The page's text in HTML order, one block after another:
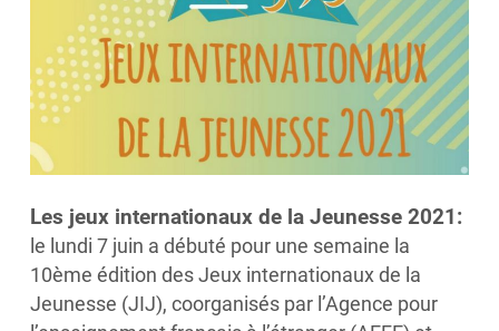
Les jeux internationaux de la Jeunesse 2021:
le lundi 7 juin a débuté pour une semaine la
10ème édition des Jeux internationaux de la
Jeunesse (JIJ), coorganisés par l’Agence pour